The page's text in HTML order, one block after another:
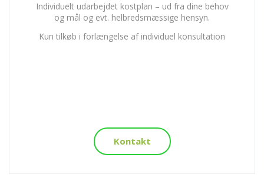
Individuelt udarbejdet kostplan – ud fra dine behov
og mål og evt. helbredsmæssige hensyn.
Kun tilkøb i forlængelse af individuel konsultation
Kontakt